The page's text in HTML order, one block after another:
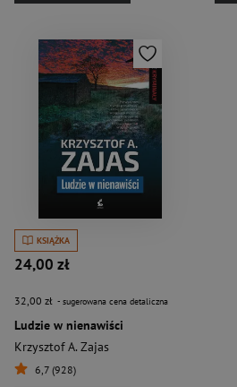
KSIĄŻKA
24,00 zł
32,00 zł - sugerowana cena detaliczna
Ludzie w nienawiści
Krzysztof A. Zajas
6,7 (928)